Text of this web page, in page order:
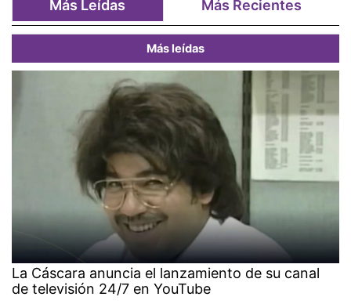
Más Leídas Más Recientes
Más leídas
La Cáscara anuncia el lanzamiento de su canal
de televisión 24/7 en YouTube